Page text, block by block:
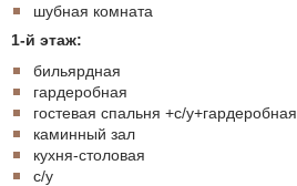
шубная комната
1-й этаж:
бильярдная
гардеробная
гостевая спальня +с/у+гардеробная
каминный зал
кухня-столовая
с/у